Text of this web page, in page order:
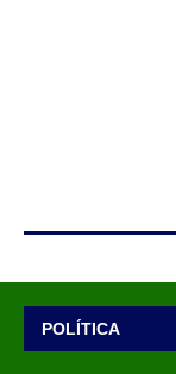
POLÍTICA